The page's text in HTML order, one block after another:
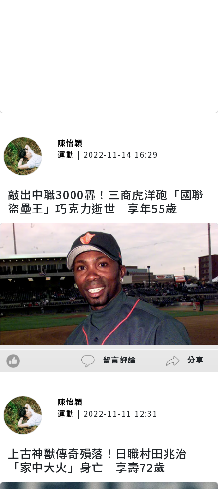
陳怡穎
運動 | 2022-11-14 16:29
敲出中職3000轟！三商虎洋砲「國聯
盜壘王」巧克力逝世 享年55歲
留言評論 分享
陳怡穎
運動 | 2022-11-11 12:31
上古神獸傳奇殞落！日職村田兆治
「家中大火」身亡 享壽72歲